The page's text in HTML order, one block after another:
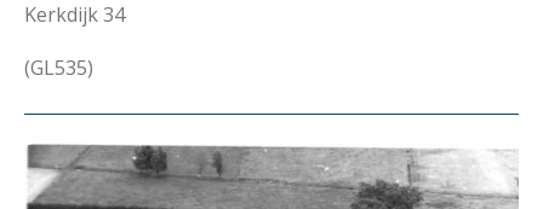
Kerkdijk 34
(GL535)